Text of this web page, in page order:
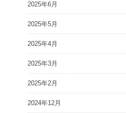
2025年6月
2025年5月
2025年4月
2025年3月
2025年2月
2024年12月